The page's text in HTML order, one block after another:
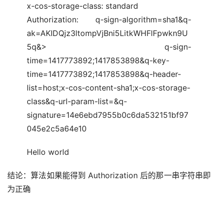
x-cos-storage-class: standard
Authorization: q-sign-algorithm=sha1&q-
ak=AKIDQjz3ltompVjBni5LitkWHFlFpwkn9U
5q&> q-sign-
time=1417773892;1417853898&q-key-
time=1417773892;1417853898&q-header-
list=host;x-cos-content-sha1;x-cos-storage-
class&q-url-param-list=&q-
signature=14e6ebd7955b0c6da532151bf97
045e2c5a64e10
Hello world
结论：算法如果能得到 Authorization 后的那一串字符串即
为正确